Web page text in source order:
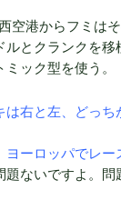
空港からフミは
ルとクランクを
ック型を使う。
は右と左、どっち
ーロッパでレー
題ないですよ。